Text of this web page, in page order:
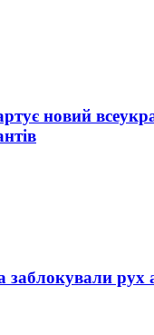
новий
заблокували